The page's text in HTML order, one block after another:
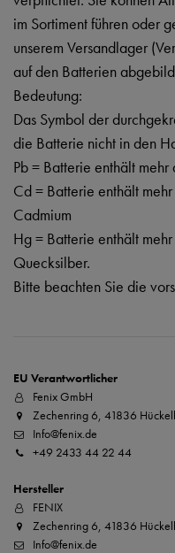
im Sortiment führen oder
unserem Versandlager
auf den Batterien
Bedeutung:
Das Symbol der
die Batterie nicht in den
Pb = Batterie enthält
Cd = Batterie enthält
Cadmium
Hg = Batterie enthält
Quecksilber.
Bitte beachten Sie die
EU Verantwortlicher
Fenix GmbH
Zechenring 6, 41836
Info@fenix.de
+49 2433 44 22 44
Hersteller
FENIX
Zechenring 6, 41836
Info@fenix.de